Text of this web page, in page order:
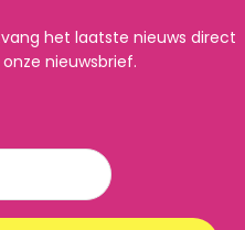
het laatste nieuws direct
nieuwsbrief.